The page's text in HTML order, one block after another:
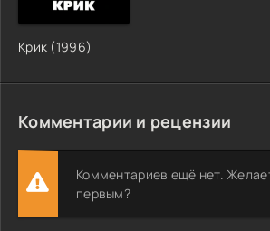
Крик (1996)
Комментарии и рецензии
Комментариев ещё нет.
первым?